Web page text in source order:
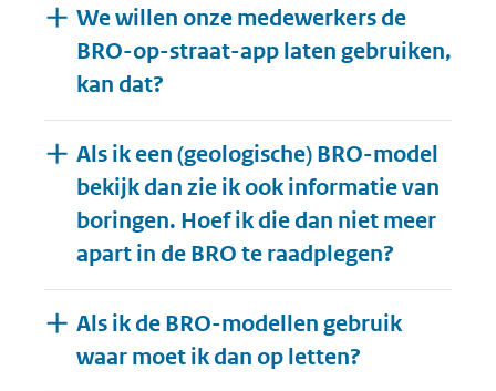
We willen onze medewerkers de
BRO-op-straat-app laten gebruiken,
kan dat?
Als ik een (geologische) BRO-model
bekijk dan zie ik ook informatie van
boringen. Hoef ik die dan niet meer
apart in de BRO te raadplegen?
Als ik de BRO-modellen gebruik
waar moet ik dan op letten?